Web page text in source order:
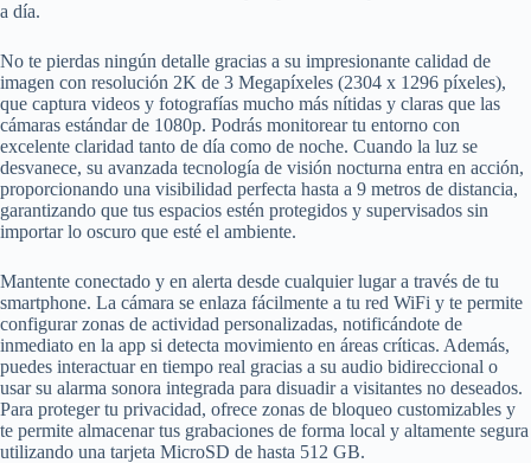
a día.
No te pierdas ningún detalle gracias a su impresionante calidad de
imagen con resolución 2K de 3 Megapíxeles (2304 x 1296 píxeles),
que captura videos y fotografías mucho más nítidas y claras que las
cámaras estándar de 1080p. Podrás monitorear tu entorno con
excelente claridad tanto de día como de noche. Cuando la luz se
desvanece, su avanzada tecnología de visión nocturna entra en acción,
proporcionando una visibilidad perfecta hasta a 9 metros de distancia,
garantizando que tus espacios estén protegidos y supervisados sin
importar lo oscuro que esté el ambiente.
Mantente conectado y en alerta desde cualquier lugar a través de tu
smartphone. La cámara se enlaza fácilmente a tu red WiFi y te permite
configurar zonas de actividad personalizadas, notificándote de
inmediato en la app si detecta movimiento en áreas críticas. Además,
puedes interactuar en tiempo real gracias a su audio bidireccional o
usar su alarma sonora integrada para disuadir a visitantes no deseados.
Para proteger tu privacidad, ofrece zonas de bloqueo customizables y
te permite almacenar tus grabaciones de forma local y altamente segura
utilizando una tarjeta MicroSD de hasta 512 GB.